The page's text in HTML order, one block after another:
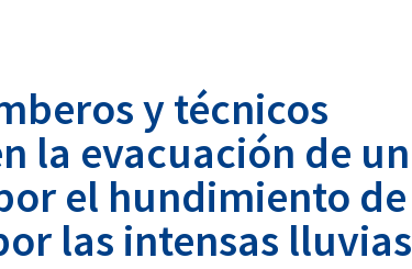
y técnicos
la evacuación de un
el hundimiento de
las intensas lluvias